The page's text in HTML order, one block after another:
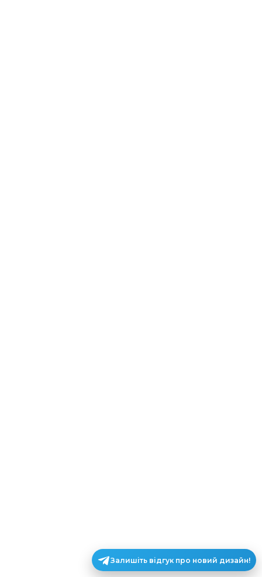
Залишіть відгук про новий дизайн!